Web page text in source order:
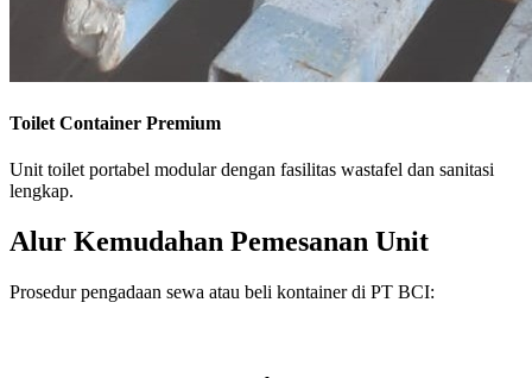
Toilet Container Premium
Unit toilet portabel modular dengan fasilitas wastafel dan sanitasi
lengkap.
Alur Kemudahan Pemesanan Unit
Prosedur pengadaan sewa atau beli kontainer di PT BCI: